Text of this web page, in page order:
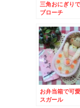
三角おにぎり
ブローチ
お弁当箱で可
スガール